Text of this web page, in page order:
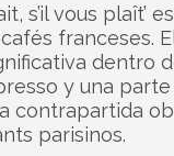
s’il vous plaît’
franceses.
dentro
y una
contrapartida
parisinos.